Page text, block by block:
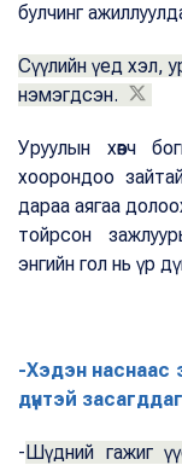
булчинг
Сүүлийн үед хэл,
нэмэгдсэн.
Уруулын хөвч
хоорондоо
дараа аягаа
тойрсон
энгийн гол нь үр
-Хэдэн наснаас
дүнтэй
- Шүдний гажиг